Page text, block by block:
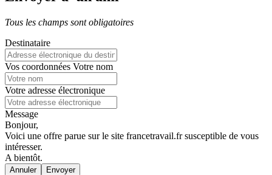
Tous les champs sont obligatoires
Destinataire
Vos coordonnées Votre nom
Votre adresse électronique
Message
Bonjour,
Voici une offre parue sur le site francetravail.fr susceptible de vous
intéresser.
A bientôt.
Annuler